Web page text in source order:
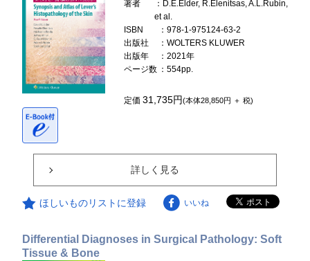
著者
：D.E.Elder, R.Elenitsas, A.L.Rubin,
et al.
ISBN
：978-1-975124-63-2
出版社
：WOLTERS KLUWER
出版年
：2021年
ページ数 ：554pp.
定価31,735円(本体28,850円 ＋ 税)
詳しく見る
ほしいものリストに登録 いいね
Differential Diagnoses in Surgical Pathology: Soft
Tissue & Bone